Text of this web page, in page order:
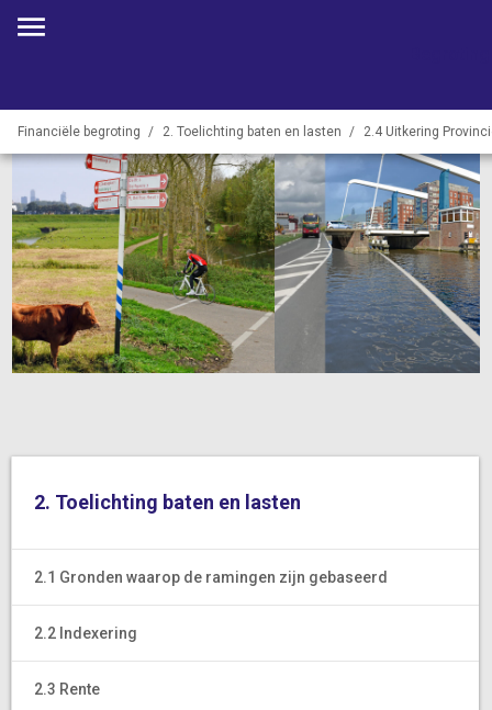
Financiële begroting 2. Toelichting baten en lasten 2.4 Uitkering
2. Toelichting baten en lasten
2.1 Gronden waarop de ramingen zijn gebaseerd
2.2 Indexering
2.3 Rente